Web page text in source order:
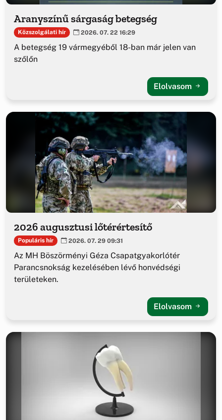
Aranyszínű sárgaság betegség
Közszolgálati hír 2026. 07. 22 16:29
A betegség 19 vármegyéből 18-ban már jelen van
szőlőn
Elolvasom
2026 augusztusi lőtérértesítő
Populáris hír 2026. 07. 29 09:31
Az MH Böszörményi Géza Csapatgyakorlótér
Parancsnokság kezelésében lévő honvédségi
területeken.
Elolvasom